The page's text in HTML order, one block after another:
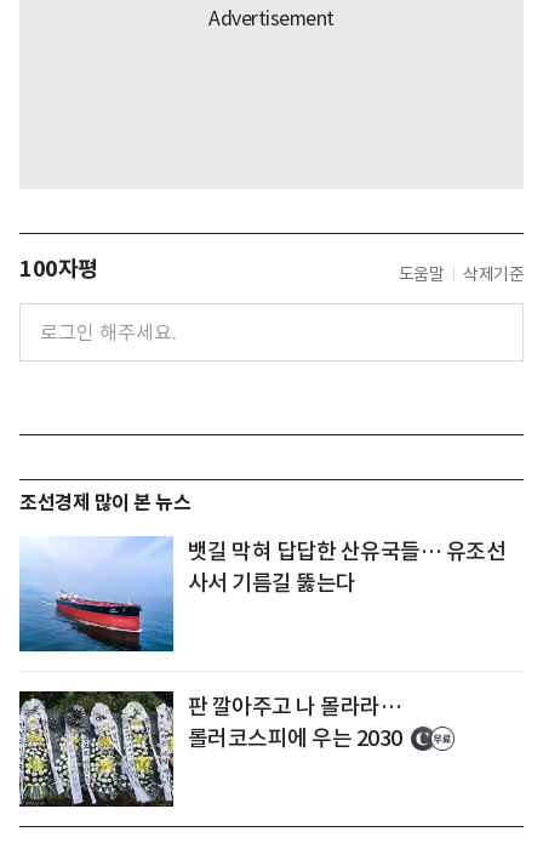
100자평 도움말 삭제기준
조선경제 많이 본 뉴스
뱃길 막혀 답답한 산유국들… 유조선
사서 기름길 뚫는다
판 깔아주고 나 몰라라…
롤러코스피에 우는 2030